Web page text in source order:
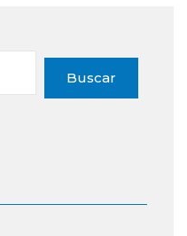
Buscar